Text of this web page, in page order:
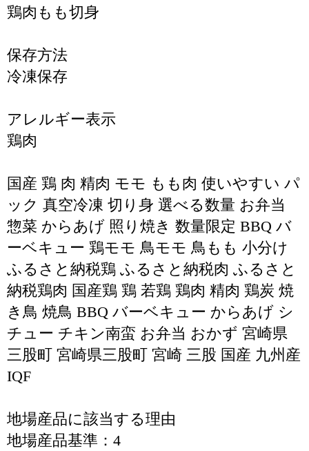
鶏肉もも切身
保存方法
冷凍保存
アレルギー表示
鶏肉
国産 鶏 肉 精肉 モモ もも肉 使いやすい パ
ック 真空冷凍 切り身 選べる数量 お弁当
惣菜 からあげ 照り焼き 数量限定 BBQ バ
ーベキュー 鶏モモ 鳥モモ 鳥もも 小分け
ふるさと納税鶏 ふるさと納税肉 ふるさと
納税鶏肉 国産鶏 鶏 若鶏 鶏肉 精肉 鶏炭 焼
き鳥 焼鳥 BBQ バーベキュー からあげ シ
チュー チキン南蛮 お弁当 おかず 宮崎県
三股町 宮崎県三股町 宮崎 三股 国産 九州産
IQF
地場産品に該当する理由
地場産品基準：4